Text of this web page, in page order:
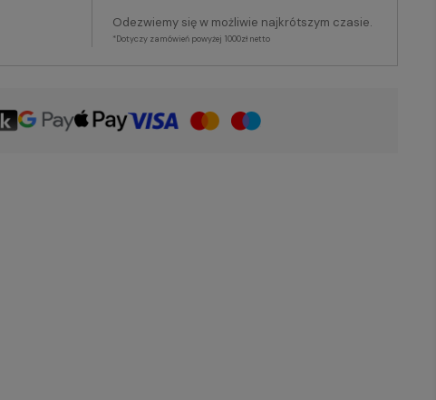
Odezwiemy się w możliwie najkrótszym czasie.
*Dotyczy zamówień powyżej 1000zł netto